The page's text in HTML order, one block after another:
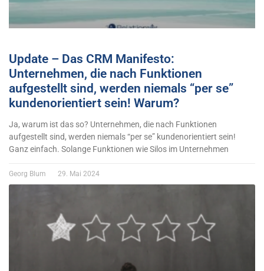
Update – Das CRM Manifesto:
Unternehmen, die nach Funktionen
aufgestellt sind, werden niemals “per se”
kundenorientiert sein! Warum?
Ja, warum ist das so? Unternehmen, die nach Funktionen
aufgestellt sind, werden niemals “per se” kundenorientiert sein!
Ganz einfach. Solange Funktionen wie Silos im Unternehmen
Georg Blum 29. Mai 2024